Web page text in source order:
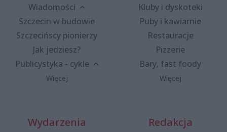
Wiadomości
Szczecin w budowie
Szczecińscy pionierzy
Jak jedziesz?
Publicystyka - cykle
Więcej
Kluby i dyskoteki
Puby i kawiarnie
Restauracje
Pizzerie
Bary, fast foody
Więcej
Wydarzenia Redakcja